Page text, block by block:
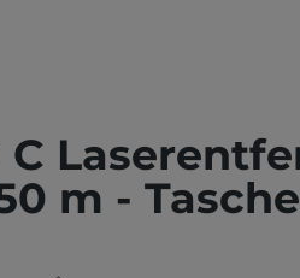
C
m - Tasche